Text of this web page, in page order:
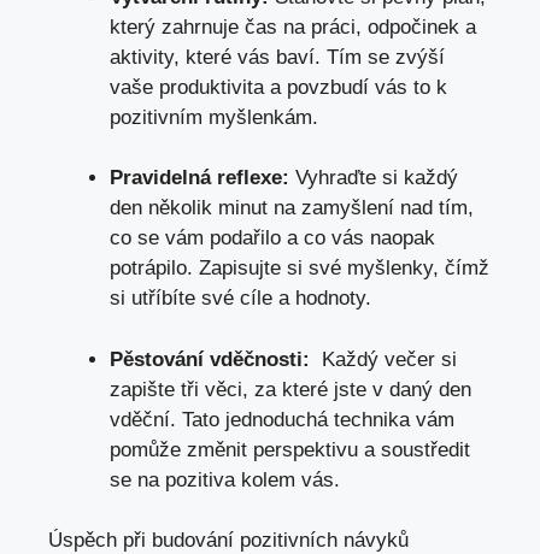
který zahrnuje čas ⁤na‌ práci, odpočinek a
aktivity, které vás baví. Tím se zvýší
vaše produktivita a povzbudí‍ vás to k
‍pozitivním myšlenkám.
Pravidelná reflexe: Vyhraďte si každý
⁤den několik ⁤minut na‌ zamyšlení​ nad​ tím,
⁤co se vám‍ podařilo a co vás⁣ naopak
potrápilo. ​Zapisujte​ si své myšlenky,​ čímž
si utříbíte své ⁢cíle a hodnoty.
Pěstování vděčnosti:
⁣ Každý ‌večer ​si
zapište tři věci, za které jste v ‍daný den⁤
vděční. ​Tato jednoduchá technika vám
‍pomůže změnit​ perspektivu a soustředit
se na pozitiva kolem ‌vás.
Úspěch při budování pozitivních ‍návyků